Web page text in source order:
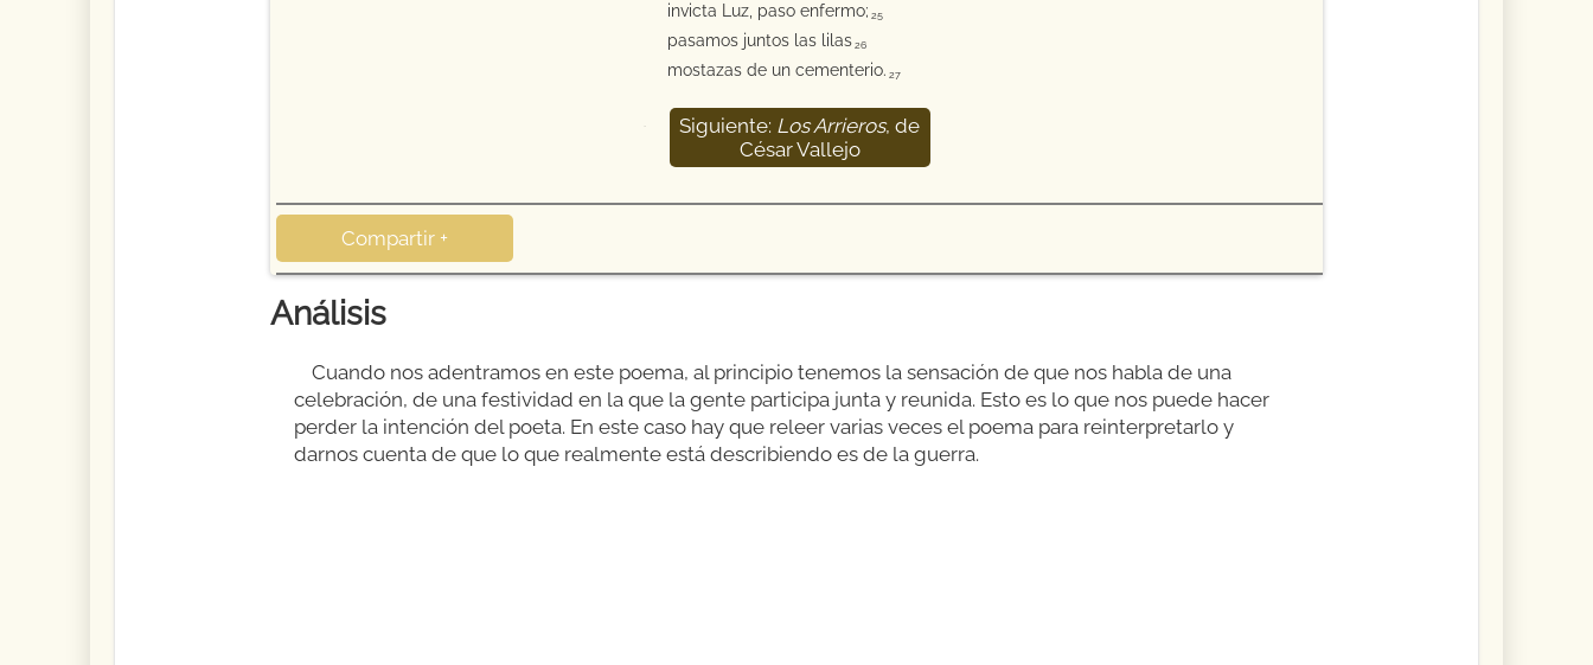
invicta Luz, paso enfermo; 25
pasamos juntos las lilas 26
mostazas de un cementerio. 27
Siguiente: Los Arrieros, de
César Vallejo
Compartir +
Análisis
Cuando nos adentramos en este poema, al principio tenemos la sensación de que nos habla de una
celebración, de una festividad en la que la gente participa junta y reunida. Esto es lo que nos puede hacer
perder la intención del poeta. En este caso hay que releer varias veces el poema para reinterpretarlo y
darnos cuenta de que lo que realmente está describiendo es de la guerra.